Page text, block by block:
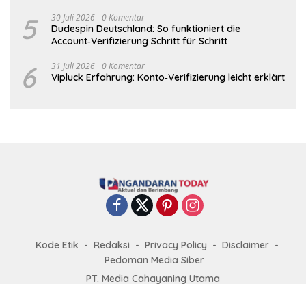
5 30 Juli 2026 0 Komentar
Dudespin Deutschland: So funktioniert die
Account‑Verifizierung Schritt für Schritt
6 31 Juli 2026 0 Komentar
Vipluck Erfahrung: Konto‑Verifizierung leicht erklärt
Kode Etik Redaksi Privacy Policy
Disclaimer
Pedoman Media Siber
PT. Media Cahayaning Utama